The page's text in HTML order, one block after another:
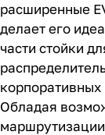
расширенные
делает его
части стойки
Обладая